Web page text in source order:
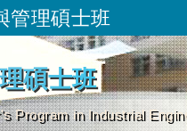
管理碩士班
跳到主
碩士班
Program in Industrial